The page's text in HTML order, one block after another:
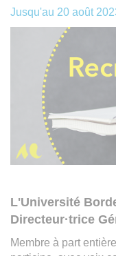
Jusqu'au 20 août
L'Université
Directeur·trice
Membre à part